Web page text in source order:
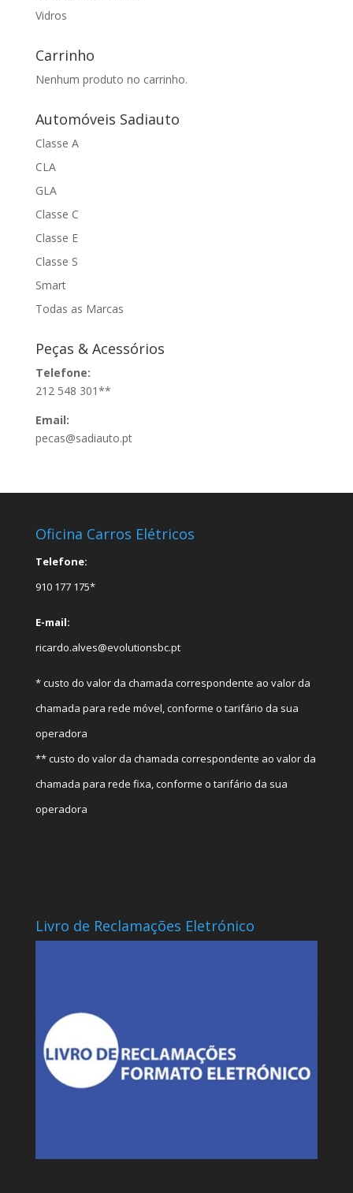
Vidros
Carrinho
Nenhum produto no carrinho.
Automóveis Sadiauto
Classe A
CLA
GLA
Classe C
Classe E
Classe S
Smart
Todas as Marcas
Peças & Acessórios
Telefone:
212 548 301**
Email:
pecas@sadiauto.pt
Oficina Carros Elétricos
Telefone:
910 177 175*
E-mail:
ricardo.alves@evolutionsbc.pt
* custo do valor da chamada correspondente ao valor da
chamada para rede móvel, conforme o tarifário da sua
operadora
** custo do valor da chamada correspondente ao valor da
chamada para rede fixa, conforme o tarifário da sua
operadora
Livro de Reclamações Eletrónico